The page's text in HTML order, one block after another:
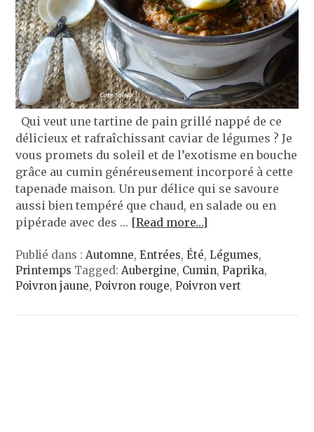
Qui veut une tartine de pain grillé nappé de ce
délicieux et rafraîchissant caviar de légumes ? Je
vous promets du soleil et de l’exotisme en bouche
grâce au cumin généreusement incorporé à cette
tapenade maison. Un pur délice qui se savoure
aussi bien tempéré que chaud, en salade ou en
pipérade avec des … [Read more…]
Publié dans : Automne,Entrées,Été,Légumes,
Printemps Tagged: Aubergine, Cumin,Paprika,
Poivron jaune,Poivron rouge,Poivron vert